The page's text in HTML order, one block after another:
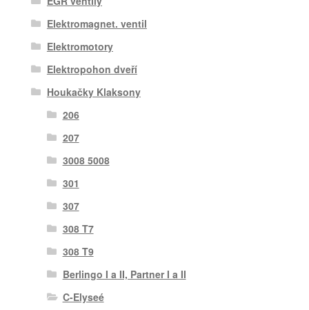
Elektromagnet. ventil
Elektromotory
Elektropohon dveří
Houkačky Klaksony
206
207
3008 5008
301
307
308 T7
308 T9
Berlingo I a II, Partner I a II
C-Elyseé